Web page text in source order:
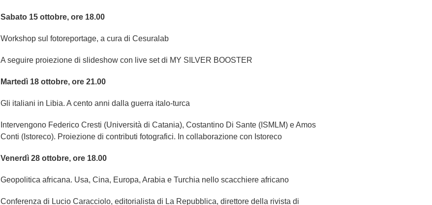
Sabato 15 ottobre, ore 18.00
Workshop sul fotoreportage, a cura di Cesuralab
A seguire proiezione di slideshow con live set di MY SILVER BOOSTER
Martedì 18 ottobre, ore 21.00
Gli italiani in Libia. A cento anni dalla guerra italo-turca
Intervengono Federico Cresti (Università di Catania), Costantino Di Sante (ISMLM) e Amos
Conti (Istoreco). Proiezione di contributi fotografici. In collaborazione con Istoreco
Venerdì 28 ottobre, ore 18.00
Geopolitica africana. Usa, Cina, Europa, Arabia e Turchia nello scacchiere africano
Conferenza di Lucio Caracciolo, editorialista di La Repubblica, direttore della rivista di